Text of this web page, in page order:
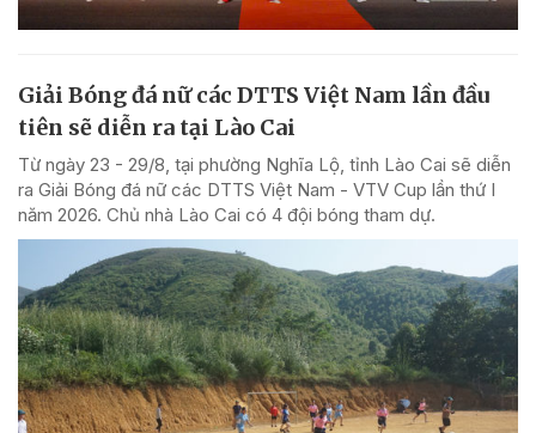
Giải Bóng đá nữ các DTTS Việt Nam lần đầu
tiên sẽ diễn ra tại Lào Cai
Từ ngày 23 - 29/8, tại phường Nghĩa Lộ, tỉnh Lào Cai sẽ diễn
ra Giải Bóng đá nữ các DTTS Việt Nam - VTV Cup lần thứ I
năm 2026. Chủ nhà Lào Cai có 4 đội bóng tham dự.